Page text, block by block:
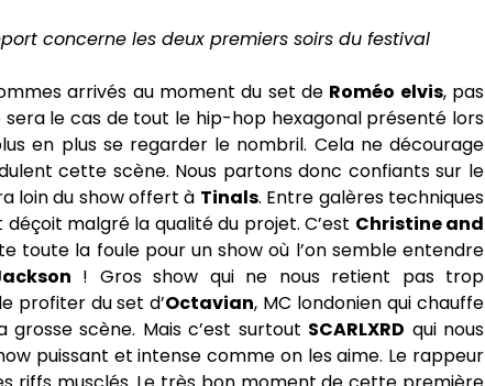
concerne les deux premiers soirs du festival
arrivés au moment du set de Roméo elvis, pas
sera le cas de tout le hip-hop hexagonal présenté lors
en plus se regarder le nombril. Cela ne décourage
cette scène. Nous partons donc confiants sur le
loin du show offert à Tinals. Entre galères techniques
malgré la qualité du projet. C’est Christine and
toute la foule pour un show où l’on semble entendre
! Gros show qui ne nous retient pas trop
profiter du set d’Octavian, MC londonien qui chauffe
scène. Mais c’est surtout SCARLXRD qui nous
puissant et intense comme on les aime. Le rappeur